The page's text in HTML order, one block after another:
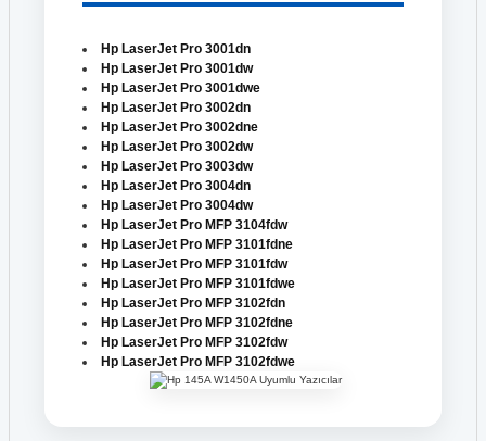
Hp LaserJet Pro 3001dn
Hp LaserJet Pro 3001dw
Hp LaserJet Pro 3001dwe
Hp LaserJet Pro 3002dn
Hp LaserJet Pro 3002dne
Hp LaserJet Pro 3002dw
Hp LaserJet Pro 3003dw
Hp LaserJet Pro 3004dn
Hp LaserJet Pro 3004dw
Hp LaserJet Pro MFP 3104fdw
Hp LaserJet Pro MFP 3101fdne
Hp LaserJet Pro MFP 3101fdw
Hp LaserJet Pro MFP 3101fdwe
Hp LaserJet Pro MFP 3102fdn
Hp LaserJet Pro MFP 3102fdne
Hp LaserJet Pro MFP 3102fdw
Hp LaserJet Pro MFP 3102fdwe